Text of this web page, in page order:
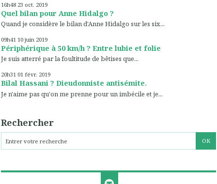
16h48 23 oct. 2019
Quel bilan pour Anne Hidalgo ?
Quand je considère le bilan d'Anne Hidalgo sur les six...
09h41 10 juin 2019
Périphérique à 50 km/h ? Entre lubie et folie
Je suis atterré par la foultitude de bêtises que...
20h31 01 févr. 2019
Bilal Hassani ? Dieudonniste antisémite.
Je n'aime pas qu'on me prenne pour un imbécile et je...
Rechercher